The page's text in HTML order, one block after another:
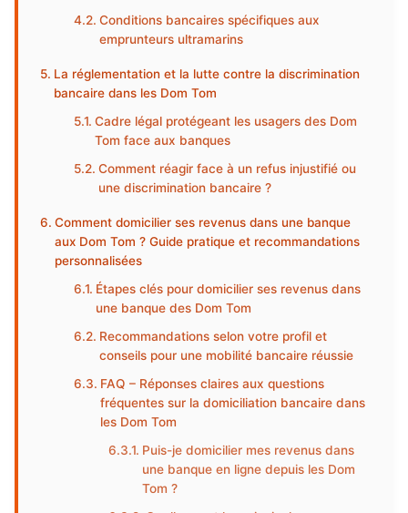
Conditions bancaires spécifiques aux
emprunteurs ultramarins
La réglementation et la lutte contre la discrimination
bancaire dans les Dom Tom
Cadre légal protégeant les usagers des Dom
Tom face aux banques
Comment réagir face à un refus injustifié ou
une discrimination bancaire ?
Comment domicilier ses revenus dans une banque
aux Dom Tom ? Guide pratique et recommandations
personnalisées
Étapes clés pour domicilier ses revenus dans
une banque des Dom Tom
Recommandations selon votre profil et
conseils pour une mobilité bancaire réussie
FAQ – Réponses claires aux questions
fréquentes sur la domiciliation bancaire dans
les Dom Tom
Puis-je domicilier mes revenus dans
une banque en ligne depuis les Dom
Tom ?